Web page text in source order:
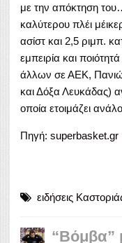
με την απόκτηση
καλύτερου πλέι
ασίστ και 2,5 ριμπ.
εμπειρία και
άλλων σε ΑΕΚ,
και Δόξα Λευκάδας)
οποία ετοιμάζει
Πηγή: superbasket.gr
ειδήσεις
“Βόμβα”